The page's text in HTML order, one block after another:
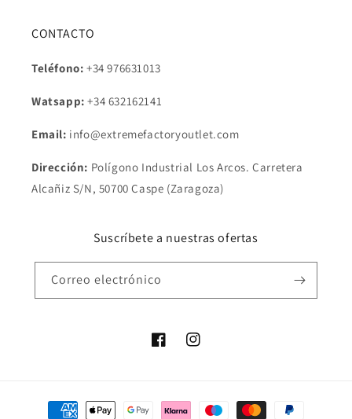
CONTACTO
Teléfono: +34 976631013
Watsapp:+34 632162141
Email: info@extremefactoryoutlet.com
Dirección: Polígono Industrial Los Arcos. Carretera
Alcañiz S/N, 50700 Caspe (Zaragoza)
Suscríbete a nuestras ofertas
Correo electrónico
FacebookInstagram
Formas